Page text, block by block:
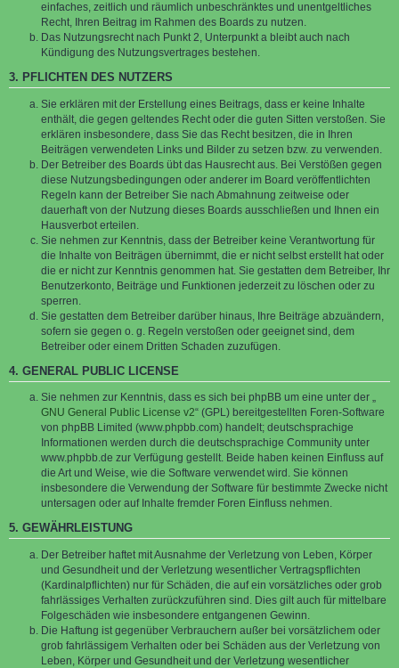
einfaches, zeitlich und räumlich unbeschränktes und unentgeltliches
Recht, Ihren Beitrag im Rahmen des Boards zu nutzen.
Das Nutzungsrecht nach Punkt 2, Unterpunkt a bleibt auch nach
Kündigung des Nutzungsvertrages bestehen.
3. PFLICHTEN DES NUTZERS
Sie erklären mit der Erstellung eines Beitrags, dass er keine Inhalte
enthält, die gegen geltendes Recht oder die guten Sitten verstoßen. Sie
erklären insbesondere, dass Sie das Recht besitzen, die in Ihren
Beiträgen verwendeten Links und Bilder zu setzen bzw. zu verwenden.
Der Betreiber des Boards übt das Hausrecht aus. Bei Verstößen gegen
diese Nutzungsbedingungen oder anderer im Board veröffentlichten
Regeln kann der Betreiber Sie nach Abmahnung zeitweise oder
dauerhaft von der Nutzung dieses Boards ausschließen und Ihnen ein
Hausverbot erteilen.
Sie nehmen zur Kenntnis, dass der Betreiber keine Verantwortung für
die Inhalte von Beiträgen übernimmt, die er nicht selbst erstellt hat oder
die er nicht zur Kenntnis genommen hat. Sie gestatten dem Betreiber, Ihr
Benutzerkonto, Beiträge und Funktionen jederzeit zu löschen oder zu
sperren.
Sie gestatten dem Betreiber darüber hinaus, Ihre Beiträge abzuändern,
sofern sie gegen o. g. Regeln verstoßen oder geeignet sind, dem
Betreiber oder einem Dritten Schaden zuzufügen.
4. GENERAL PUBLIC LICENSE
Sie nehmen zur Kenntnis, dass es sich bei phpBB um eine unter der „
GNU General Public License v2“ (GPL) bereitgestellten Foren-Software
von phpBB Limited (www.phpbb.com) handelt; deutschsprachige
Informationen werden durch die deutschsprachige Community unter
www.phpbb.de zur Verfügung gestellt. Beide haben keinen Einfluss auf
die Art und Weise, wie die Software verwendet wird. Sie können
insbesondere die Verwendung der Software für bestimmte Zwecke nicht
untersagen oder auf Inhalte fremder Foren Einfluss nehmen.
5. GEWÄHRLEISTUNG
Der Betreiber haftet mit Ausnahme der Verletzung von Leben, Körper
und Gesundheit und der Verletzung wesentlicher Vertragspflichten
(Kardinalpflichten) nur für Schäden, die auf ein vorsätzliches oder grob
fahrlässiges Verhalten zurückzuführen sind. Dies gilt auch für mittelbare
Folgeschäden wie insbesondere entgangenen Gewinn.
Die Haftung ist gegenüber Verbrauchern außer bei vorsätzlichem oder
grob fahrlässigem Verhalten oder bei Schäden aus der Verletzung von
Leben, Körper und Gesundheit und der Verletzung wesentlicher